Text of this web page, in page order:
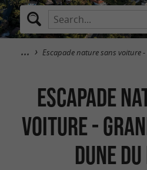
Escapade nature sans voiture
Escapade
voiture -
Dune